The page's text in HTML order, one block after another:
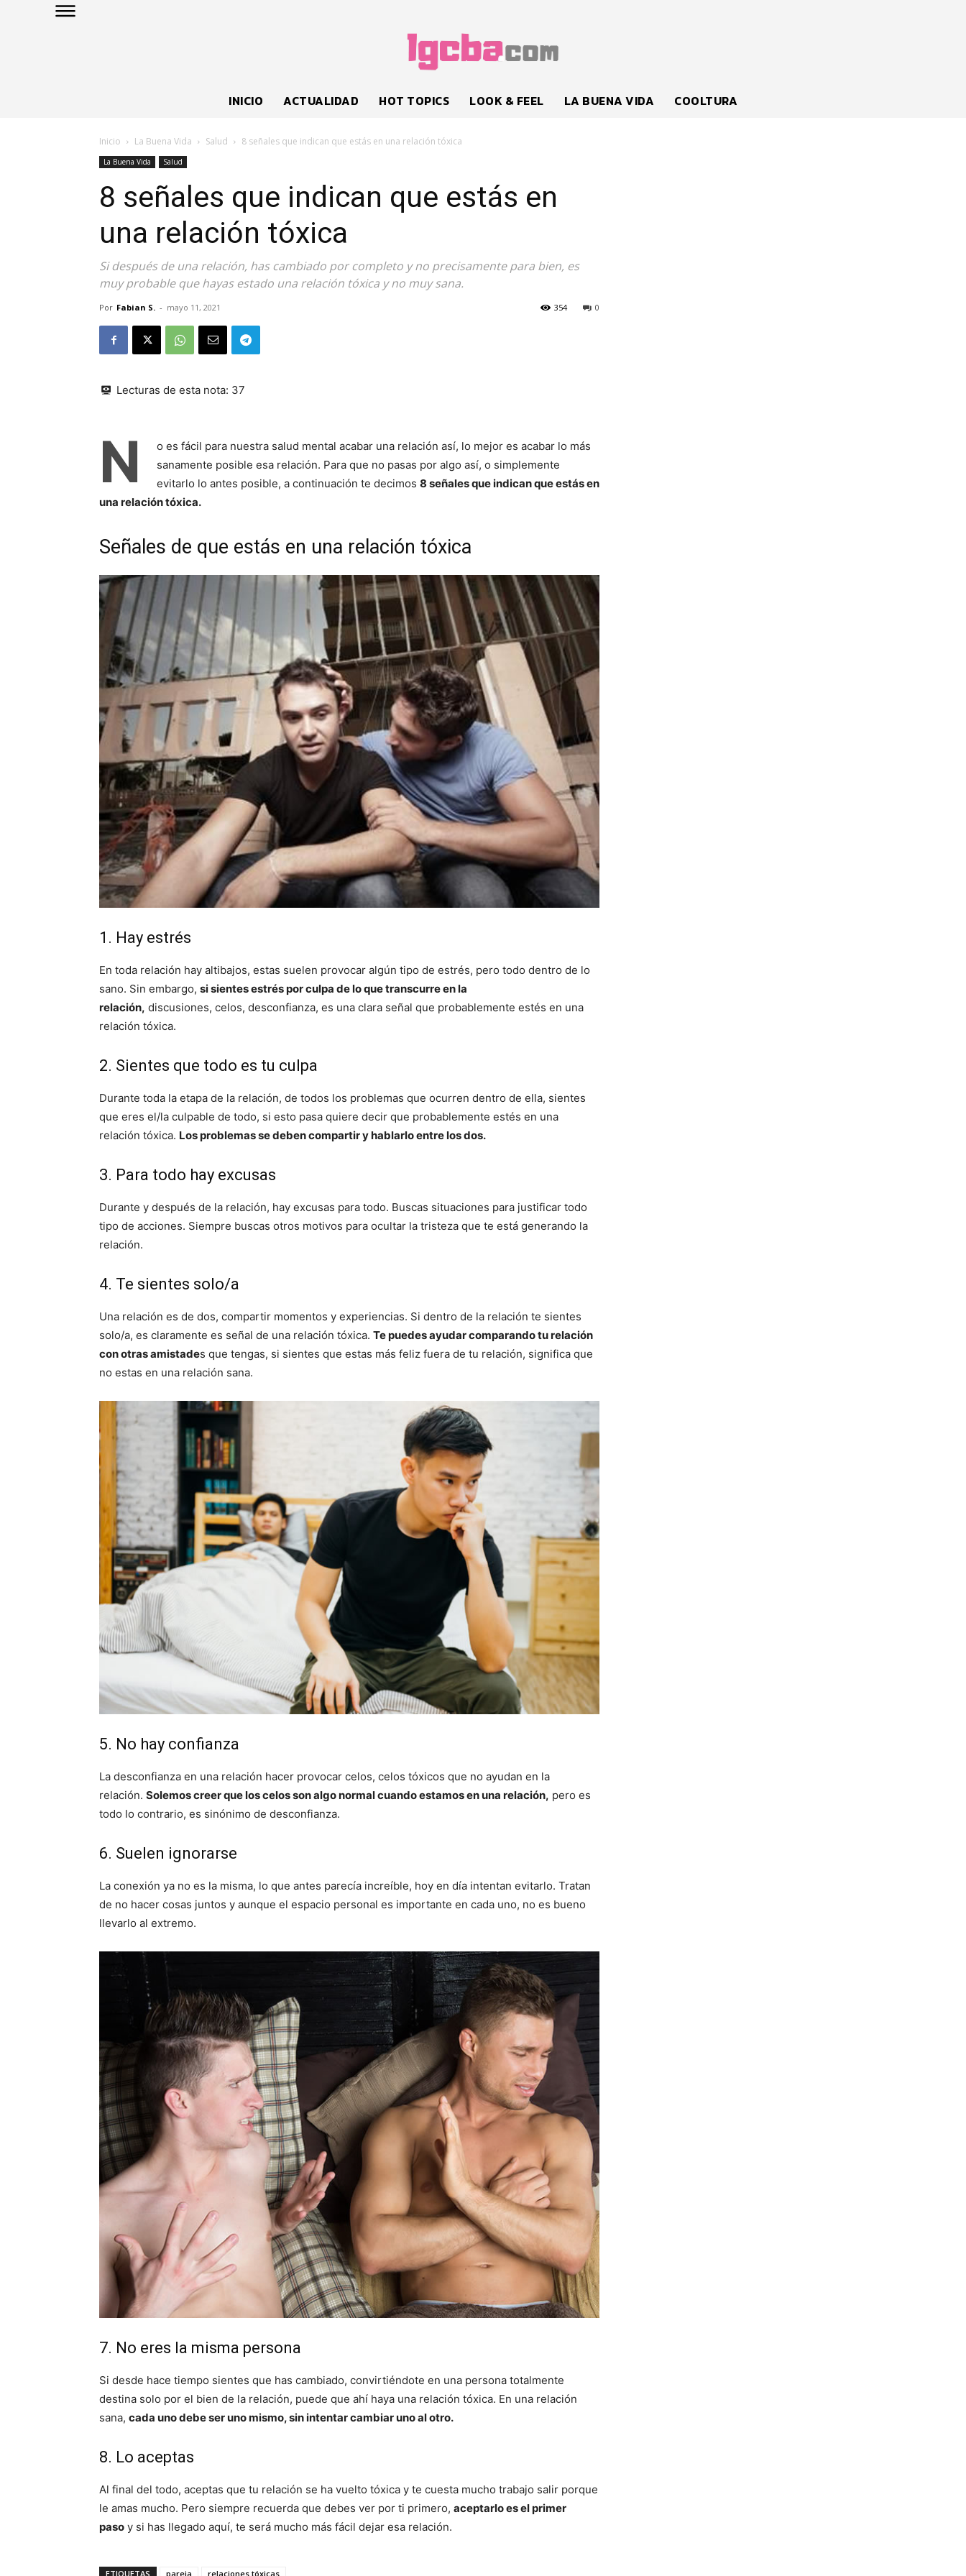
INICIO ACTUALIDAD HOT TOPICS LOOK & FEEL LA BUENA VIDA COOLTURA
Inicio La Buena Vida Salud 8 señales que indican que estás en una relación tóxica
La Buena Vida Salud
8 señales que indican que estás en
una relación tóxica
Si después de una relación, has cambiado por completo y no precisamente para bien, es
muy probable que hayas estado una relación tóxica y no muy sana.
Por Fabian S. - mayo 11, 2021 0
354
Lecturas de esta nota: 37
N
o es fácil para nuestra salud mental acabar una relación así, lo mejor es acabar lo más
sanamente posible esa relación. Para que no pasas por algo así, o simplemente
evitarlo lo antes posible, a continuación te decimos 8 señales que indican que estás en
una relación tóxica.
Señales de que estás en una relación tóxica
1. Hay estrés
En toda relación hay altibajos, estas suelen provocar algún tipo de estrés, pero todo dentro de lo
sano. Sin embargo, si sientes estrés por culpa de lo que transcurre en la
relación, discusiones, celos, desconfianza, es una clara señal que probablemente estés en una
relación tóxica.
2. Sientes que todo es tu culpa
Durante toda la etapa de la relación, de todos los problemas que ocurren dentro de ella, sientes
que eres el/la culpable de todo, si esto pasa quiere decir que probablemente estés en una
relación tóxica. Los problemas se deben compartir y hablarlo entre los dos.
3. Para todo hay excusas
Durante y después de la relación, hay excusas para todo. Buscas situaciones para justificar todo
tipo de acciones. Siempre buscas otros motivos para ocultar la tristeza que te está generando la
relación.
4. Te sientes solo/a
Una relación es de dos, compartir momentos y experiencias. Si dentro de la relación te sientes
solo/a, es claramente es señal de una relación tóxica. Te puedes ayudar comparando tu relación
con otras amistades que tengas, si sientes que estas más feliz fuera de tu relación, significa que
no estas en una relación sana.
5. No hay confianza
La desconfianza en una relación hacer provocar celos, celos tóxicos que no ayudan en la
relación. Solemos creer que los celos son algo normal cuando estamos en una relación, pero es
todo lo contrario, es sinónimo de desconfianza.
6. Suelen ignorarse
La conexión ya no es la misma, lo que antes parecía increíble, hoy en día intentan evitarlo. Tratan
de no hacer cosas juntos y aunque el espacio personal es importante en cada uno, no es bueno
llevarlo al extremo.
7. No eres la misma persona
Si desde hace tiempo sientes que has cambiado, convirtiéndote en una persona totalmente
destina solo por el bien de la relación, puede que ahí haya una relación tóxica. En una relación
sana, cada uno debe ser uno mismo, sin intentar cambiar uno al otro.
8. Lo aceptas
Al final del todo, aceptas que tu relación se ha vuelto tóxica y te cuesta mucho trabajo salir porque
le amas mucho. Pero siempre recuerda que debes ver por ti primero, aceptarlo es el primer
paso y si has llegado aquí, te será mucho más fácil dejar esa relación.
ETIQUETAS pareja relaciones tóxicas